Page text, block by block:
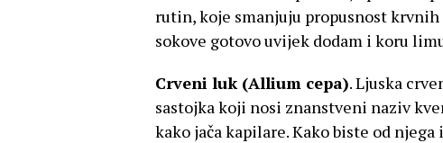
rutin, koje smanjuju propusnost krvnih
sokove gotovo uvijek dodam i koru
Crveni luk (Allium cepa). Ljuska
sastojka koji nosi znanstveni naziv
kako jača kapilare. Kako biste od